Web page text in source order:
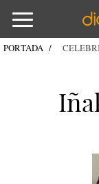
PORTADA